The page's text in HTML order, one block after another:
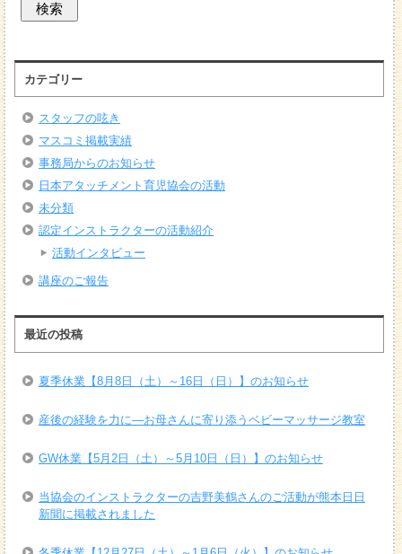
カテゴリー
スタッフの呟き
マスコミ掲載実績
事務局からのお知らせ
日本アタッチメント育児協会の活動
未分類
認定インストラクターの活動紹介
活動インタビュー
講座のご報告
最近の投稿
夏季休業【8月8日（土）～16日（日）】のお知らせ
産後の経験を力に―お母さんに寄り添うベビーマッサージ教室
GW休業【5月2日（土）～5月10日（日）】のお知らせ
当協会のインストラクターの吉野美鶴さんのご活動が熊本日日
新聞に掲載されました